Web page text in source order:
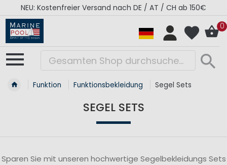
ab 150€
RÉGATES ROYALES Kollektion - Super
0
Funktion Funktionsbekleidung Segel Sets
SEGEL SETS
Sparen Sie mit unseren hochwertige Segelbekleidungs Sets